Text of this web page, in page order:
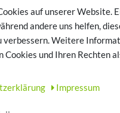
Bequeme Schuhe für zuhause
auf unserer Website.
andere uns helfen,
verbessern. Weitere
Cookies und Ihren Rechten
Impressum